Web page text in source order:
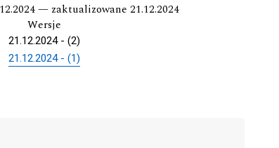
— zaktualizowane 21.12.2024
Wersje
21.12.2024 - (2)
21.12.2024 - (1)